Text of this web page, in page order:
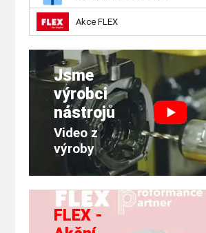
Akce FLEX
Jsme
výrobci
nástrojů
Video z
výroby
FLEX -